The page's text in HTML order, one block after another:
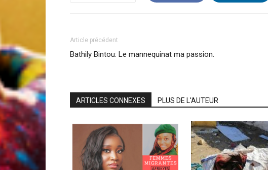
Article précédent
Bathily Bintou: Le mannequinat ma passion.
ARTICLES CONNEXES PLUS DE L'AUTEUR